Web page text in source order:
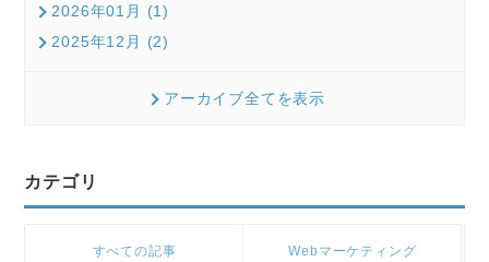
2026年01月 (1)
2025年12月 (2)
アーカイブ全てを表示
カテゴリ
すべての記事 Webマーケティング